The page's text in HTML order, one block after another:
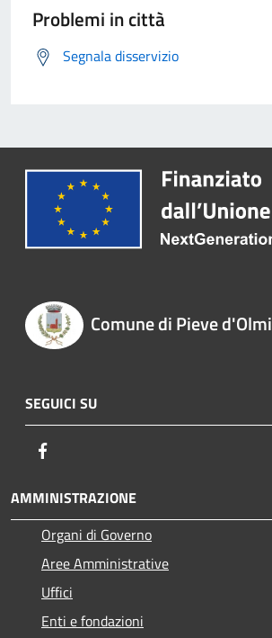
Problemi in città
Segnala disservizio
Comune di Pieve d'Olmi
SEGUICI SU
AMMINISTRAZIONE
Organi di Governo
Aree Amministrative
Uffici
Enti e fondazioni